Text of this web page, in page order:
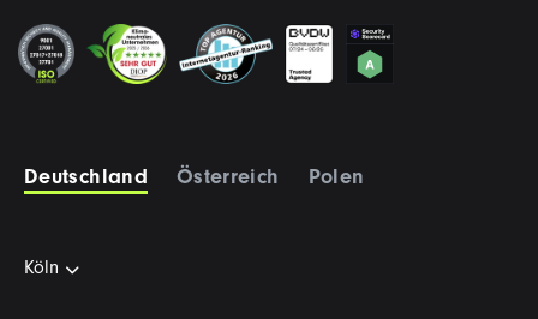
Deutschland Österreich Polen
Köln